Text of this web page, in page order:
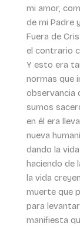
mi amor,
de mi Padre
Fuera de
el contrario
Y esto era
normas que
observancia
sumos
en él era
nueva
dando la
haciendo de
la vida
muerte que
para
manifiesta